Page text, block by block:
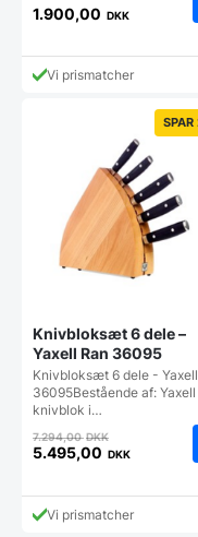
1.900,00 DKK
Vi prismatcher
SPAR
Knivbloksæt 6 dele –
Yaxell Ran 36095
Knivbloksæt 6 dele - Yaxell
36095Bestående af: Yaxell
knivblok i…
7.294,00DKKDen
oprindelige
var:
7.294,00
5.495,00 DKK
aktuelle
prisVi prismatcher